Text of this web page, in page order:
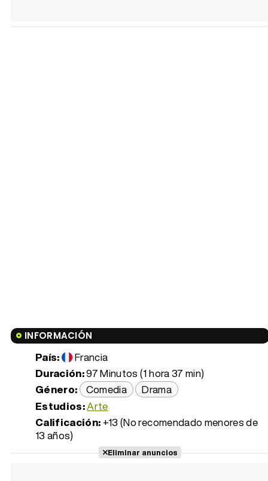
INFORMACIÓN
País:
Francia
Duración:97 Minutos (1 hora 37 min)
Género: Comedia
Drama
Estudios:Arte
Calificación: +13 (No recomendado menores de
13 años)
Eliminar anuncios